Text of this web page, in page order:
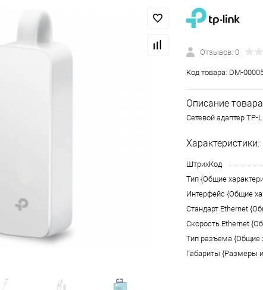
Отзывов: 0
Код товара: DM-
Описание
Сетевой адаптер TP-
Характеристики:
ШтрихКод
Тип {Общие
Интерфейс {Общие
Стандарт Ethernet
Скорость Ethernet
Тип разъема {Общие
Габариты {Размеры